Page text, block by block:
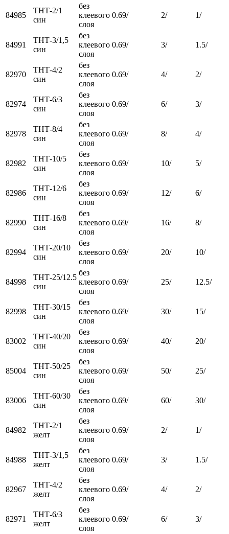
84985
ТНТ-2/1
син
без
клеевого
слоя
0.69/ 2/ 1/
84991
ТНТ-3/1,5
син
без
клеевого
слоя
0.69/ 3/ 1.5/
82970
ТНТ-4/2
син
без
клеевого
слоя
0.69/ 4/ 2/
82974
ТНТ-6/3
син
без
клеевого
слоя
0.69/ 6/ 3/
82978
ТНТ-8/4
син
без
клеевого
слоя
0.69/ 8/ 4/
82982
ТНТ-10/5
син
без
клеевого
слоя
0.69/ 10/ 5/
82986
ТНТ-12/6
син
без
клеевого
слоя
0.69/ 12/ 6/
82990
ТНТ-16/8
син
без
клеевого
слоя
0.69/ 16/ 8/
82994
ТНТ-20/10
син
без
клеевого
слоя
0.69/ 20/ 10/
84998
ТНТ-25/12.5
син
без
клеевого
слоя
0.69/ 25/ 12.5/
82998
ТНТ-30/15
син
без
клеевого
слоя
0.69/ 30/ 15/
83002
ТНТ-40/20
син
без
клеевого
слоя
0.69/ 40/ 20/
85004
ТНТ-50/25
син
без
клеевого
слоя
0.69/ 50/ 25/
83006
ТНТ-60/30
син
без
клеевого
слоя
0.69/ 60/ 30/
84982
ТНТ-2/1
желт
без
клеевого
слоя
0.69/ 2/ 1/
84988
ТНТ-3/1,5
желт
без
клеевого
слоя
0.69/ 3/ 1.5/
82967
ТНТ-4/2
желт
без
клеевого
слоя
0.69/ 4/ 2/
82971
ТНТ-6/3
желт
без
клеевого
слоя
0.69/ 6/ 3/